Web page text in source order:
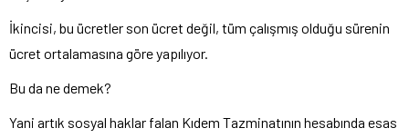
İkincisi, bu ücretler son ücret değil, tüm çalışmış olduğu sürenin
ücret ortalamasına göre yapılıyor.
Bu da ne demek?
Yani artık sosyal haklar falan Kıdem Tazminatının hesabında esas